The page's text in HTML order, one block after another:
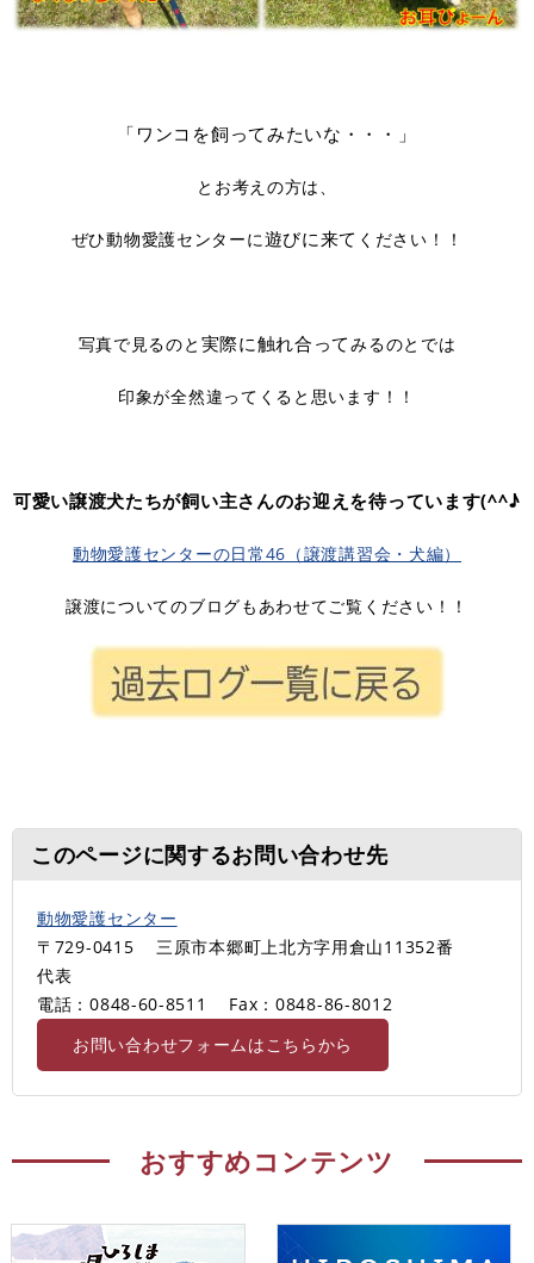
「ワンコを飼ってみたいな・・・」
とお考えの方は、
ぜひ動物愛護センターに遊びに来て ください！！
写真で見るのと 実際に触れ合ってみるのとでは
印象が全然違ってくると思います！！
可愛い譲渡犬たちが飼い主さんのお迎えを待っています(^^♪
動物愛護センターの日常46（譲渡講習会・犬編）
譲渡についてのブログもあわせてご覧ください！！
このページに関するお問い合わせ先
動物愛護センター
〒729-0415
三原市本郷町上北方字用倉山11352番
代表
電話：0848-60-8511
Fax：0848-86-8012
お問い合わせフォームはこちらから
おすすめコンテンツ